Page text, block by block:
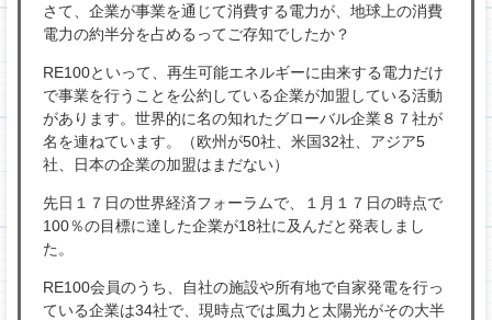
さて、企業が事業を通じて消費する電力が、地球上の消費
電力の約半分を占めるってご存知でしたか？
RE100といって、再生可能エネルギーに由来する電力だけ
で事業を行うことを公約している企業が加盟している活動
があります。世界的に名の知れたグローバル企業８７社が
名を連ねています。（欧州が50社、米国32社、アジア5
社、日本の企業の加盟はまだない）
先日１７日の世界経済フォーラムで、１月１７日の時点で
100％の目標に達した企業が18社に及んだと発表しまし
た。
RE100会員のうち、自社の施設や所有地で自家発電を行っ
ている企業は34社で、現時点では風力と太陽光がその大半